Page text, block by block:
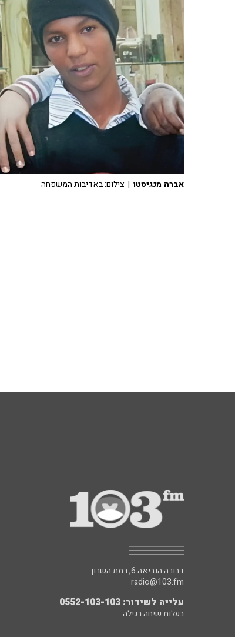
אברה מנגיסטו | צילום: באדיבות המשפחה
דבורה הנביאה 6, רמת השרון
radio@103.fm
עלייה לשידור: 0552-103-103
בעלות שיחה רגילה